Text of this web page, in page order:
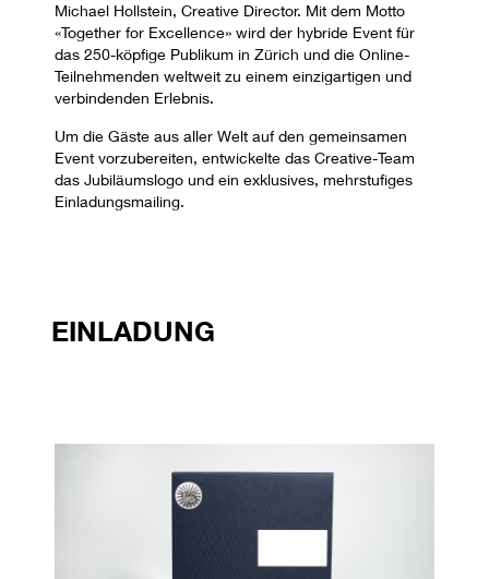
Michael Hollstein, Creative Director. Mit dem Motto
«Together for Excellence» wird der hybride Event für
das 250-köpfige Publikum in Zürich und die Online-
Teilnehmenden weltweit zu einem einzigartigen und
verbindenden Erlebnis.
Um die Gäste aus aller Welt auf den gemeinsamen
Event vorzubereiten, entwickelte das Creative-Team
das Jubiläumslogo und ein exklusives, mehrstufiges
Einladungsmailing.
EINLADUNG